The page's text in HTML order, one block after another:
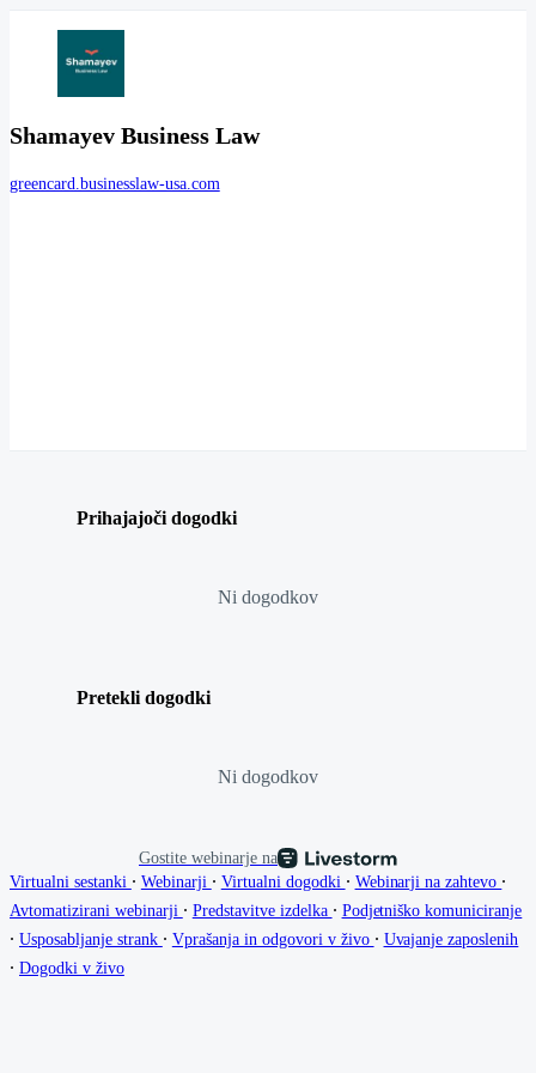
Shamayev Business Law
greencard.businesslaw-usa.com
Prihajajoči dogodki
Ni dogodkov
Pretekli dogodki
Ni dogodkov
Gostite webinarje na
Virtualni sestanki ∙ Webinarji ∙ Virtualni dogodki ∙ Webinarji na zahtevo ∙
Avtomatizirani webinarji ∙ Predstavitve izdelka ∙ Podjetniško komuniciranje
∙ Usposabljanje strank ∙ Vprašanja in odgovori v živo ∙ Uvajanje zaposlenih
∙ Dogodki v živo